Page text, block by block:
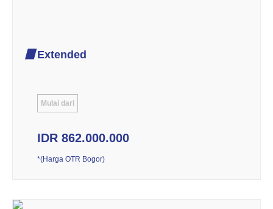
Extended
Mulai dari
IDR 862.000.000
*(Harga OTR Bogor)